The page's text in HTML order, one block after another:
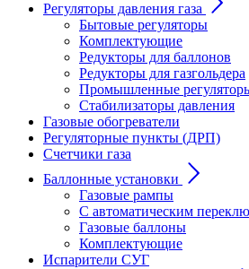
Регуляторы давления газа
Бытовые регуляторы
Комплектующие
Редукторы для баллонов
Редукторы для газгольдера
Промышленные
Стабилизаторы давления
Газовые обогреватели
Регуляторные пункты (ДРП)
Счетчики газа
Баллонные установки
Газовые рампы
С автоматическим
Газовые баллоны
Комплектующие
Испарители СУГ